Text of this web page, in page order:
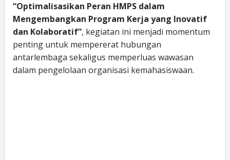
“Optimalisasikan Peran HMPS dalam
Mengembangkan Program Kerja yang Inovatif
dan Kolaboratif”, kegiatan ini menjadi momentum
penting untuk mempererat hubungan
antarlembaga sekaligus memperluas wawasan
dalam pengelolaan organisasi kemahasiswaan.